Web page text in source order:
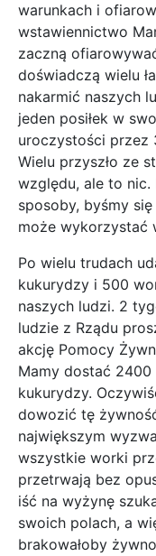
warunkach i
wstawiennictwo
zaczną
doświadczą wielu
nakarmić naszych
jeden posiłek w
uroczystości przez
Wielu przyszło ze
względu, ale to nic.
sposoby, byśmy
może wykorzystać
Po wielu trudach
kukurydzy i 500
naszych ludzi. 2
ludzie z Rządu
akcję Pomocy
Mamy dostać
kukurydzy.
dowozić tę
największym
wszystkie worki
przetrwają bez
iść na wyżynę
swoich polach, a
brakowałoby